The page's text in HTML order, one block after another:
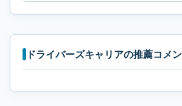
ドライバーズキャリアの推薦コメ